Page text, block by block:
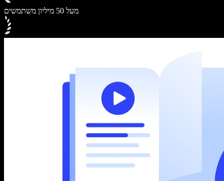
מעל 50 מיליון משתמשים